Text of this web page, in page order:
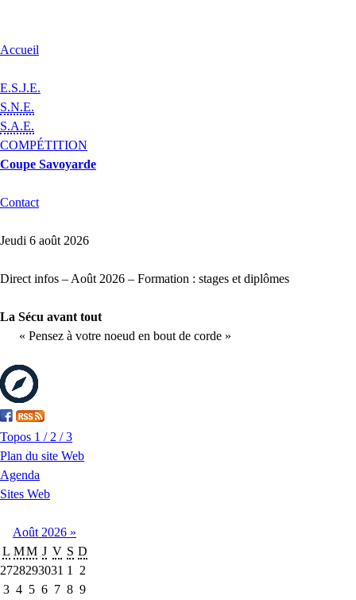
Accueil
E.S.J.E.
S.N.E.
S.A.E.
COMPÉTITION
Coupe Savoyarde
Contact
Jeudi 6 août 2026
Direct infos – Août 2026 – Formation : stages et diplômes
La Sécu avant tout
« Pensez à votre noeud en bout de corde »
Topos 1 / 2 / 3
Plan du site Web
Agenda
Sites Web
Août 2026 »
L MM J V S D
2728293031 1
2
3 4 5 6 7 8 9